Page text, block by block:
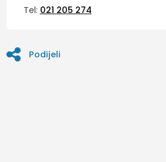
Tel: 021 205 274
Podijeli